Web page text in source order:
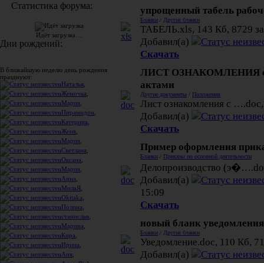
Статистика форума:
Идёт загрузка…
Дни рождений:
В ближайшую неделю день рождения
празднуют:
Наталья
Жемочка
Мария
Пирамидон
Катерина
Женя
Мария
Светлана
Оксана
Мария
Анна
МилаЯ
Okitaka
Полина
станислав
Марина
Кира
Ирина
Аня
упрощенный табель
Бланки / Другие бланки
ТАБЕЛЬ.xls, 143 Кб, 8729
Добавил(а)
Скачать
ЛИСТ ОЗНАКОМЛЕНИЯ с
актами
Другие документы / Положения
Лист ознакомления с
Добавил(а)
Скачать
Пример оформления
Бланки / Приказы по основной деятельности
Делопроизводство
Добавил(а)
15:09
Скачать
новый бланк
Бланки / Другие бланки
Уведомление.doc, 110 Кб,
Добавил(а)